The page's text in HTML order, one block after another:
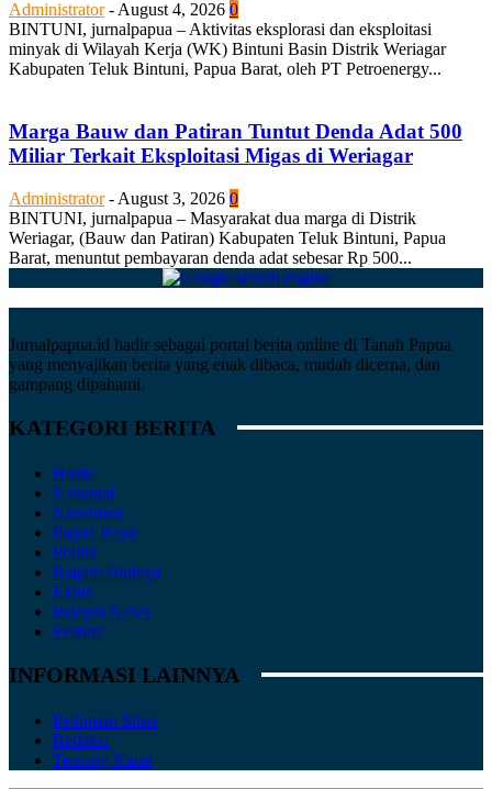
Administrator - August 4, 2026 0
BINTUNI, jurnalpapua – Aktivitas eksplorasi dan eksploitasi
minyak di Wilayah Kerja (WK) Bintuni Basin Distrik Weriagar
Kabupaten Teluk Bintuni, Papua Barat, oleh PT Petroenergy...
Marga Bauw dan Patiran Tuntut Denda Adat 500
Miliar Terkait Eksploitasi Migas di Weriagar
Administrator - August 3, 2026 0
BINTUNI, jurnalpapua – Masyarakat dua marga di Distrik
Weriagar, (Bauw dan Patiran) Kabupaten Teluk Bintuni, Papua
Barat, menuntut pembayaran denda adat sebesar Rp 500...
Jurnalpapua.id hadir sebagai portal berita online di Tanah Papua
yang menyajikan berita yang enak dibaca, mudah dicerna, dan
gampang dipahami.
KATEGORI BERITA
Home
Nasional
Nusantara
Papua Raya
Politik
Ragam Budaya
Ekbis
Indepth News
Feature
INFORMASI LAINNYA
Pedoman Siber
Redaksi
Tentang Kami